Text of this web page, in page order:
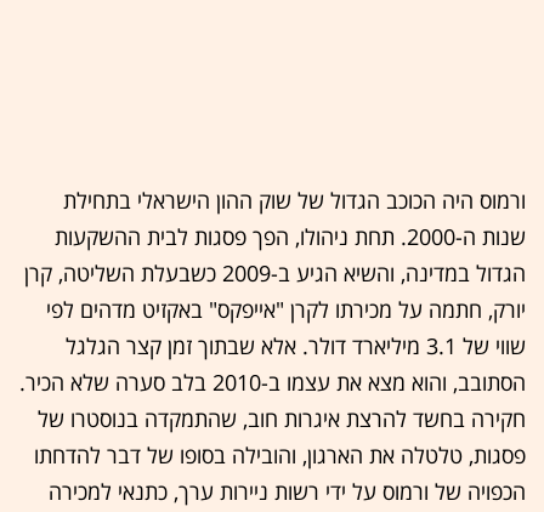
ורמוס היה הכוכב הגדול של שוק ההון הישראלי בתחילת
שנות ה-2000. תחת ניהולו, הפך פסגות לבית ההשקעות
הגדול במדינה, והשיא הגיע ב-2009 כשבעלת השליטה, קרן
יורק, חתמה על מכירתו לקרן "אייפקס" באקזיט מדהים לפי
שווי של 3.1 מיליארד דולר. אלא שבתוך זמן קצר הגלגל
הסתובב, והוא מצא את עצמו ב-2010 בלב סערה שלא הכיר.
חקירה בחשד להרצת איגרות חוב, שהתמקדה בנוסטרו של
פסגות, טלטלה את הארגון, והובילה בסופו של דבר להדחתו
הכפויה של ורמוס על ידי רשות ניירות ערך, כתנאי למכירה